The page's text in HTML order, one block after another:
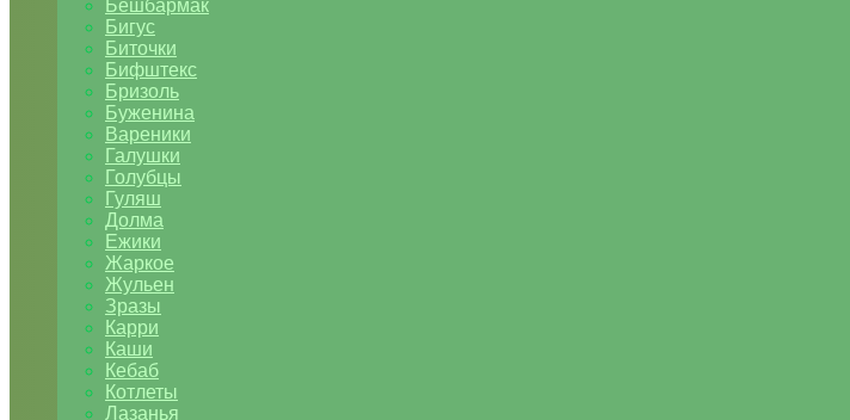
Бешбармак
Бигус
Биточки
Бифштекс
Бризоль
Буженина
Вареники
Галушки
Голубцы
Гуляш
Долма
Ежики
Жаркое
Жульен
Зразы
Карри
Каши
Кебаб
Котлеты
Лазанья